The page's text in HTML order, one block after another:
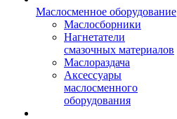
Маслосменное оборудование
Маслосборники
Нагнетатели
смазочных материалов
Маслораздача
Аксессуары
маслосменного
оборудования